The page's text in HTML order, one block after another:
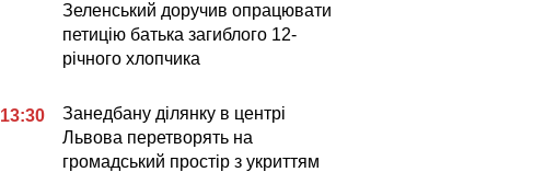
Зеленський доручив опрацювати
петицію батька загиблого 12-
річного хлопчика
13:30
Занедбану ділянку в центрі
Львова перетворять на
громадський простір з укриттям